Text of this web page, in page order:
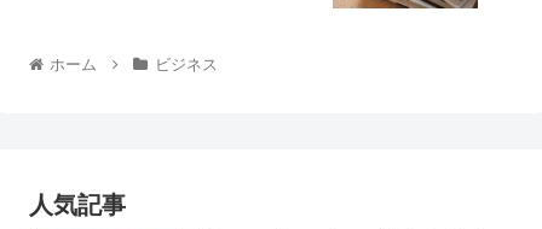
ホーム ビジネス
人気記事